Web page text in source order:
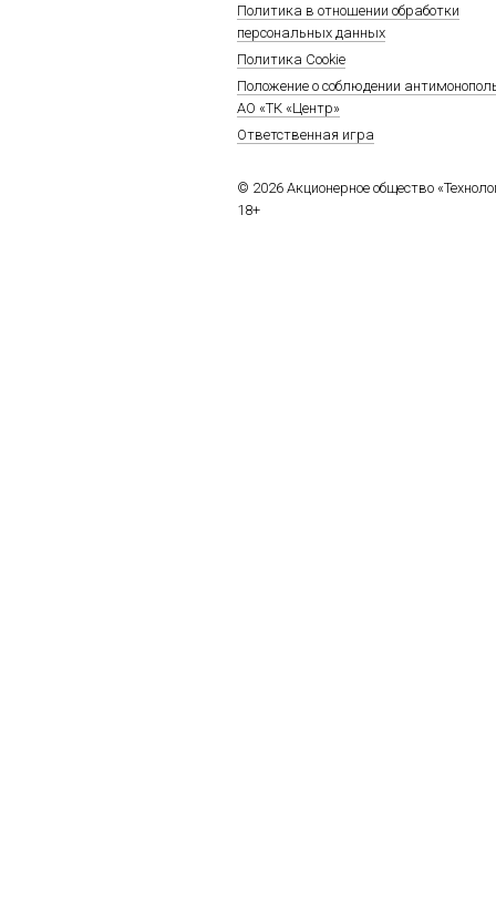
Политика в отношении обработки
персональных данных
Политика Cookie
Положение о соблюдении
АО «ТК «Центр»
Ответственная игра
© 2026 Акционерное общество
18+